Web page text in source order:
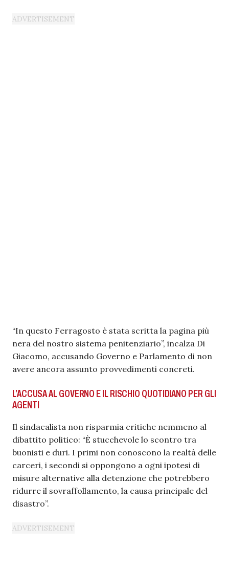
“In questo Ferragosto è stata scritta la pagina più
nera del nostro sistema penitenziario”, incalza Di
Giacomo, accusando Governo e Parlamento di non
avere ancora assunto provvedimenti concreti.
L’ACCUSA AL GOVERNO E IL RISCHIO QUOTIDIANO PER GLI
AGENTI
Il sindacalista non risparmia critiche nemmeno al
dibattito politico: “È stucchevole lo scontro tra
buonisti e duri. I primi non conoscono la realtà delle
carceri, i secondi si oppongono a ogni ipotesi di
misure alternative alla detenzione che potrebbero
ridurre il sovraffollamento, la causa principale del
disastro”.